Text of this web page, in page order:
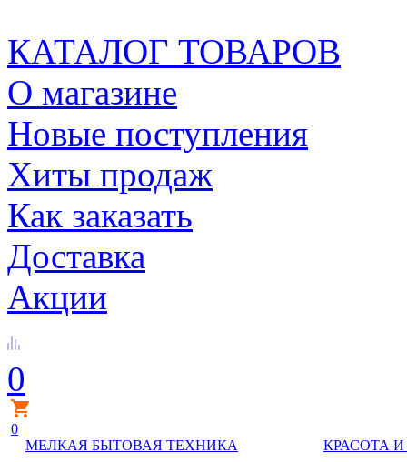
КАТАЛОГ ТОВАРОВ
О магазине
Новые поступления
Хиты продаж
Как заказать
Доставка
Акции
0
0
МЕЛКАЯ БЫТОВАЯ ТЕХНИКА
КРАСОТА И